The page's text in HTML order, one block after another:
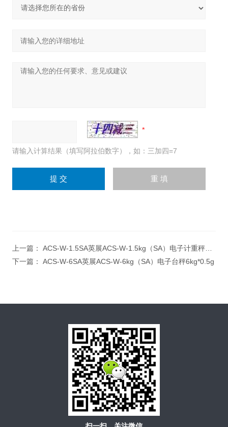
请输入计算结果（填写阿拉伯数字），如：三加四=7
上一篇： ACS-W-1.5SA英展ACS-W-1.5kg（SA）电子计重秤1.5kg/0.1g
下一篇： ACS-W-6SA英展ACS-W-6kg（SA）电子台秤6kg*0.5g